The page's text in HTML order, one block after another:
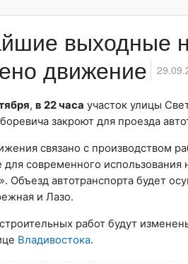
выходные
движение
, в 22 часа участок улицы
закроют для проезда
связано с производством
для современного
Объезд автотранспорта будет
и Лазо.
работ будут
Владивостока.